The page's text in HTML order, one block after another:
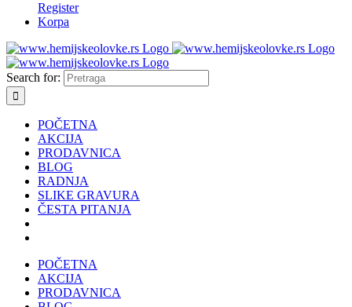
Register
Korpa
Search for:
POČETNA
AKCIJA
PRODAVNICA
BLOG
RADNJA
SLIKE GRAVURA
ČESTA PITANJA
POČETNA
AKCIJA
PRODAVNICA